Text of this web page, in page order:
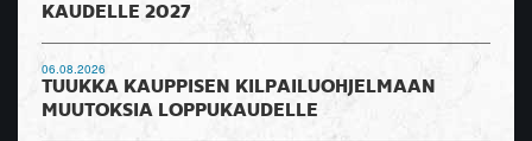
KAUDELLE 2027
06.08.2026
TUUKKA KAUPPISEN KILPAILUOHJELMAAN
MUUTOKSIA LOPPUKAUDELLE